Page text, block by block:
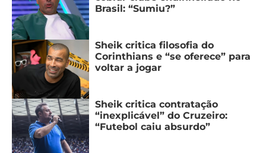
Brasil: “Sumiu?”
Sheik critica filosofia do
Corinthians e “se oferece” para
voltar a jogar
Sheik critica contratação
“inexplicável” do Cruzeiro:
“Futebol caiu absurdo”